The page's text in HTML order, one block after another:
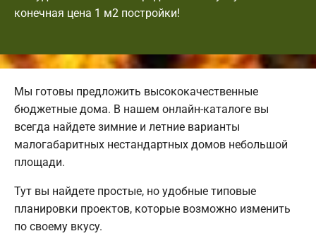
конечная цена 1 м2 постройки!
Мы готовы предложить высококачественные
бюджетные дома. В нашем онлайн-каталоге вы
всегда найдете зимние и летние варианты
малогабаритных нестандартных домов небольшой
площади.
Тут вы найдете простые, но удобные типовые
планировки проектов, которые возможно изменить
по своему вкусу.